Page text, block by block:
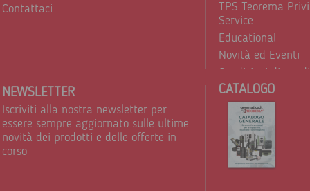
Contattaci
TPS Teorema
Service
Educational
Novità ed Eventi
Condizioni di
Trattamento dei
NEWSLETTER
Iscriviti alla nostra newsletter per
essere sempre aggiornato sulle ultime
novità dei prodotti e delle offerte in
corso
CATALOGO